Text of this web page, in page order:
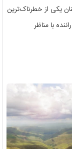
یکی از خطرناک‌ترین
با مناظر